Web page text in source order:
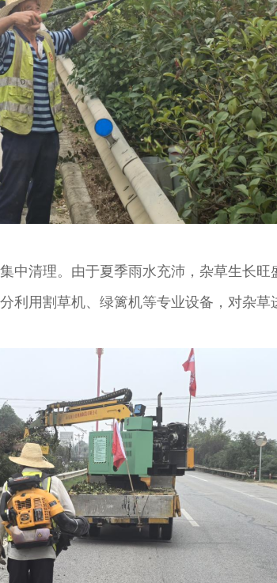
清理。由于夏季雨水充沛，杂草生长旺
用割草机、绿篱机等专业设备，对杂